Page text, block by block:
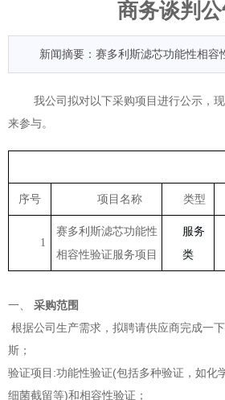
商务谈判
新闻摘要：赛多利斯滤芯功能性相容
我公司拟对以下采购项目进行公示，
来参与。
序号 项目名称 类型
1
赛多利斯滤芯功能性
相容性验证服务项目
服务
类
一、
采购范围
根据公司生产需求，拟聘请供应商完成一
斯；
验证项目 :功能性验证(包括多种验证，如化
细菌截留等)和相容性验证；